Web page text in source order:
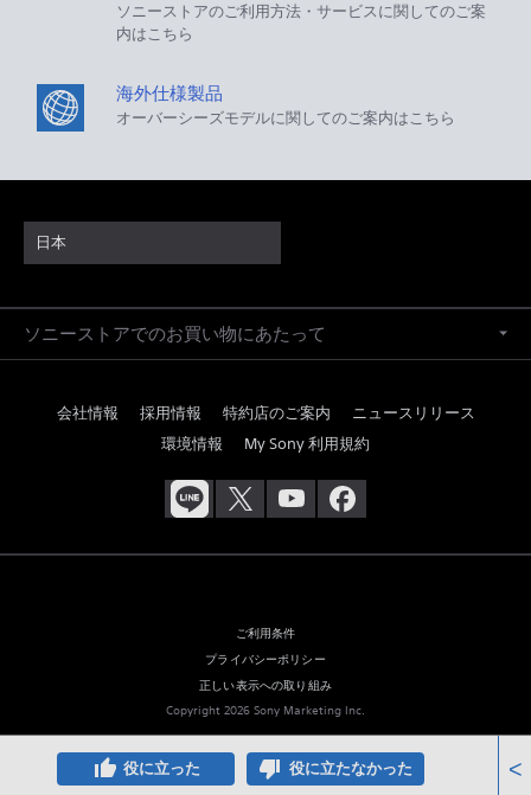
ソニーストアのご利用方法・サービスに関してのご案
内はこちら
海外仕様製品
オーバーシーズモデルに関してのご案内はこちら
日本
ソニーストアでのお買い物にあたって
会社情報 採用情報 特約店のご案内
ニュースリリース
環境情報
My Sony 利用規約
ご利用条件
プライバシーポリシー
正しい表示への取り組み
Copyright 2026 Sony Marketing Inc.
thumb_up 役に立った thumb_down 役に立たなかった <